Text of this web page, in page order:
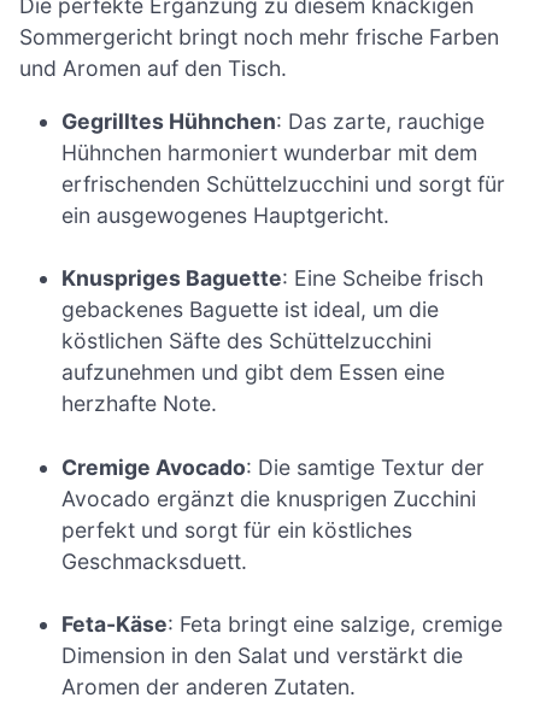
Die perfekte Ergänzung zu diesem knackigen
Sommergericht bringt noch mehr frische Farben
und Aromen auf den Tisch.
Gegrilltes Hühnchen: Das zarte, rauchige
Hühnchen harmoniert wunderbar mit dem
erfrischenden Schüttelzucchini und sorgt für
ein ausgewogenes Hauptgericht.
Knuspriges Baguette: Eine Scheibe frisch
gebackenes Baguette ist ideal, um die
köstlichen Säfte des Schüttelzucchini
aufzunehmen und gibt dem Essen eine
herzhafte Note.
Cremige Avocado: Die samtige Textur der
Avocado ergänzt die knusprigen Zucchini
perfekt und sorgt für ein köstliches
Geschmacksduett.
Feta-Käse: Feta bringt eine salzige, cremige
Dimension in den Salat und verstärkt die
Aromen der anderen Zutaten.